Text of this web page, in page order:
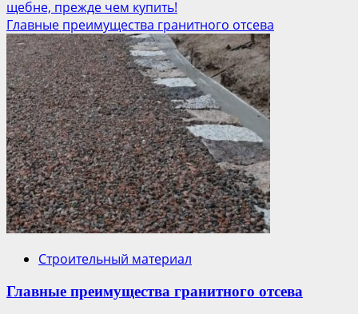
щебне, прежде чем купить!
Главные преимущества гранитного отсева
Строительный материал
Главные преимущества гранитного отсева